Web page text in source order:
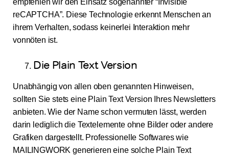
empfehlen wir den Einsatz sogenannter “Invisible
reCAPTCHA”. Diese Technologie erkennt Menschen an
ihrem Verhalten, sodass keinerlei Interaktion mehr
vonnöten ist.
Die Plain Text Version
Unabhängig von allen oben genannten Hinweisen,
sollten Sie stets eine Plain Text Version Ihres Newsletters
anbieten. Wie der Name schon vermuten lässt, werden
darin lediglich die Textelemente ohne Bilder oder andere
Grafiken dargestellt. Professionelle Softwares wie
MAILINGWORK generieren eine solche Plain Text